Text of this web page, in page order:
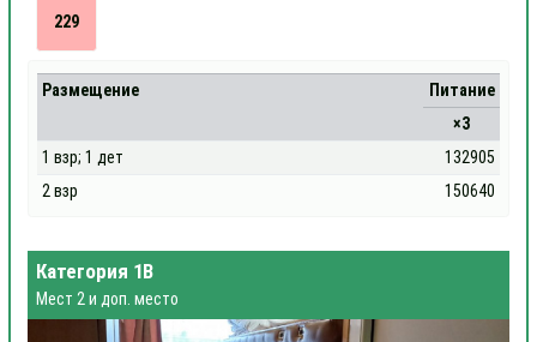
229
Размещение
Питание
×3
1 взр; 1 дет
132905
2 взр
150640
Категория 1В
Мест 2 и доп. место